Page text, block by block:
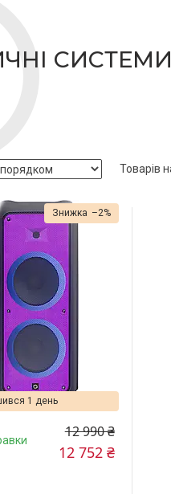
СИСТЕМИ
–2%
1 день
12 990 ₴
12 752 ₴